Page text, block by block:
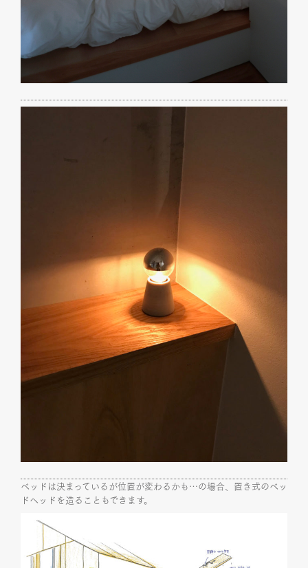
ベッドは決まっているが位置が変わるかも…の場合、置き式のベッ
ドヘッドを造ることもできます。